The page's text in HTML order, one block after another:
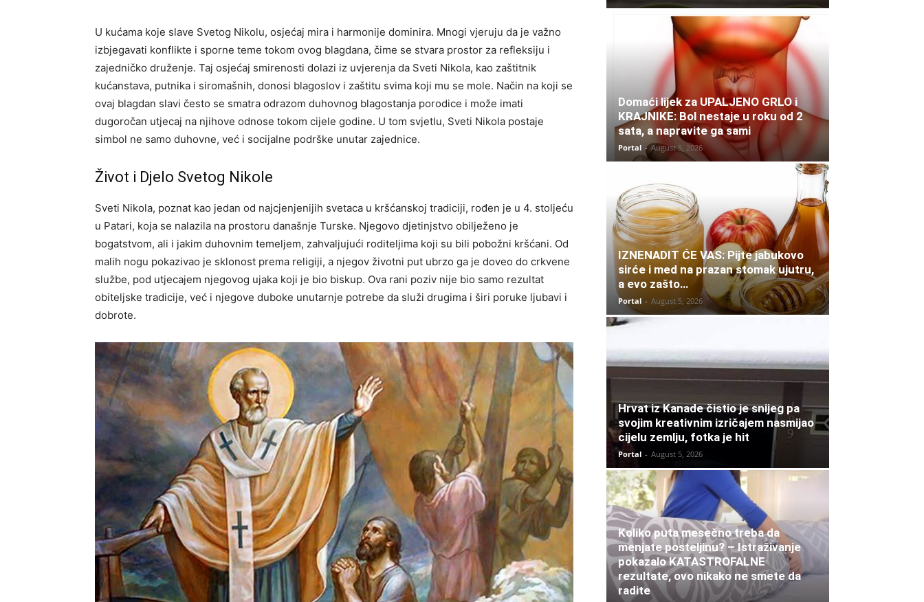
U kućama koje slave Svetog Nikolu, osjećaj mira i harmonije dominira. Mnogi vjeruju da je važno
izbjegavati konflikte i sporne teme tokom ovog blagdana, čime se stvara prostor za refleksiju i
zajedničko druženje. Taj osjećaj smirenosti dolazi iz uvjerenja da Sveti Nikola, kao zaštitnik
kućanstava, putnika i siromašnih, donosi blagoslov i zaštitu svima koji mu se mole. Način na koji se
ovaj blagdan slavi često se smatra odrazom duhovnog blagostanja porodice i može imati
dugoročan utjecaj na njihove odnose tokom cijele godine. U tom svjetlu, Sveti Nikola postaje
simbol ne samo duhovne, već i socijalne podrške unutar zajednice.
Život i Djelo Svetog Nikole
Sveti Nikola, poznat kao jedan od najcjenjenijih svetaca u kršćanskoj tradiciji, rođen je u 4. stoljeću
u Patari, koja se nalazila na prostoru današnje Turske. Njegovo djetinjstvo obilježeno je
bogatstvom, ali i jakim duhovnim temeljem, zahvaljujući roditeljima koji su bili pobožni kršćani. Od
malih nogu pokazivao je sklonost prema religiji, a njegov životni put ubrzo ga je doveo do crkvene
službe, pod utjecajem njegovog ujaka koji je bio biskup. Ova rani poziv nije bio samo rezultat
obiteljske tradicije, već i njegove duboke unutarnje potrebe da služi drugima i širi poruke ljubavi i
dobrote.
Domaći lijek za UPALJENO GRLO i
KRAJNIKE: Bol nestaje u roku od 2
sata, a napravite ga sami
Portal - August 5, 2026
IZNENADIT ĆE VAS: Pijte jabukovo
sirće i med na prazan stomak ujutru,
a evo zašto…
Portal - August 5, 2026
Hrvat iz Kanade čistio je snijeg pa
svojim kreativnim izričajem nasmijao
cijelu zemlju, fotka je hit
Portal - August 5, 2026
Koliko puta mesečno treba da
menjate posteljinu? – Istraživanje
pokazalo KATASTROFALNE
rezultate, ovo nikako ne smete da
radite